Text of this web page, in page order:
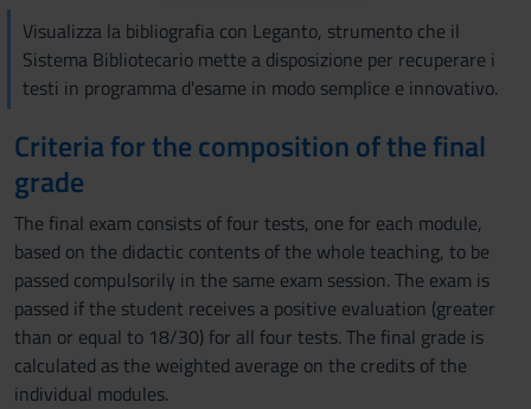
Visualizza la bibliografia con Leganto, strumento che il
Sistema Bibliotecario mette a disposizione per recuperare i
testi in programma d'esame in modo semplice e innovativo.
Criteria for the composition of the final
grade
The final exam consists of four tests, one for each module,
based on the didactic contents of the whole teaching, to be
passed compulsorily in the same exam session. The exam is
passed if the student receives a positive evaluation (greater
than or equal to 18/30) for all four tests. The final grade is
calculated as the weighted average on the credits of the
individual modules.